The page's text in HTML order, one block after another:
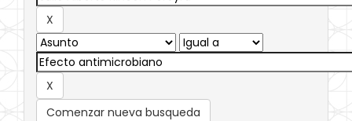
Comenzar nueva busqueda